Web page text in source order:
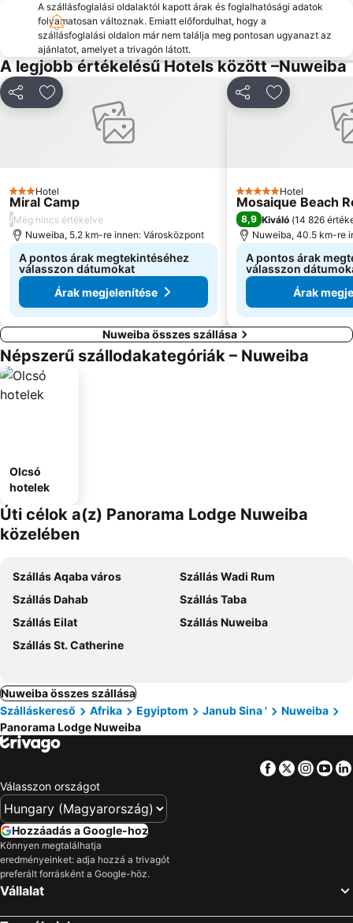
A szállásfoglalási oldalaktól kapott árak és foglalhatósági adatok
folyamatosan változnak. Emiatt előfordulhat, hogy a
szállásfoglalási oldalon már nem találja meg pontosan ugyanazt az
ajánlatot, amelyet a trivagón látott.
A legjobb értékelésű Hotels között –Nuweiba
MegosztásHozzáadás a kedvencekhez
3 Kategória
Hotel
Miral Camp
/Még nincs értékelve
Nuweiba, 5.2 km-re innen: Városközpont
A pontos árak megtekintéséhez
válasszon dátumokat
Árak megjelenítése
MegosztásHozzáadás
5 Kategória
Hotel
Mosaique Beach
8,9 Kiváló (14 826
Nuweiba, 40.5 km-re
A pontos árak
válasszon
Árak
Nuweiba összes szállása
Népszerű szállodakategóriák – Nuweiba
Olcsó
hotelek
Úti célok a(z) Panorama Lodge Nuweiba
közelében
Szállás Aqaba város
Szállás Wadi Rum
Szállás Dahab
Szállás Taba
Szállás Eilat
Szállás Nuweiba
Szállás St. Catherine
Nuweiba összes szállása
Szálláskereső
Afrika Egyiptom Janub Sina '
Nuweiba
Panorama Lodge Nuweiba
Facebook
Twitter
Válasszon országot
Hozzáadás a Google-hoz
Könnyen megtalálhatja
eredményeinket: adja hozzá a trivagót
preferált forrásként a Google-höz.
Vállalat